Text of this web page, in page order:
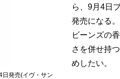
ら、9月4日
発売になる
ビーンズの
さを併せ持
めしたい。
発売(イヴ・サン